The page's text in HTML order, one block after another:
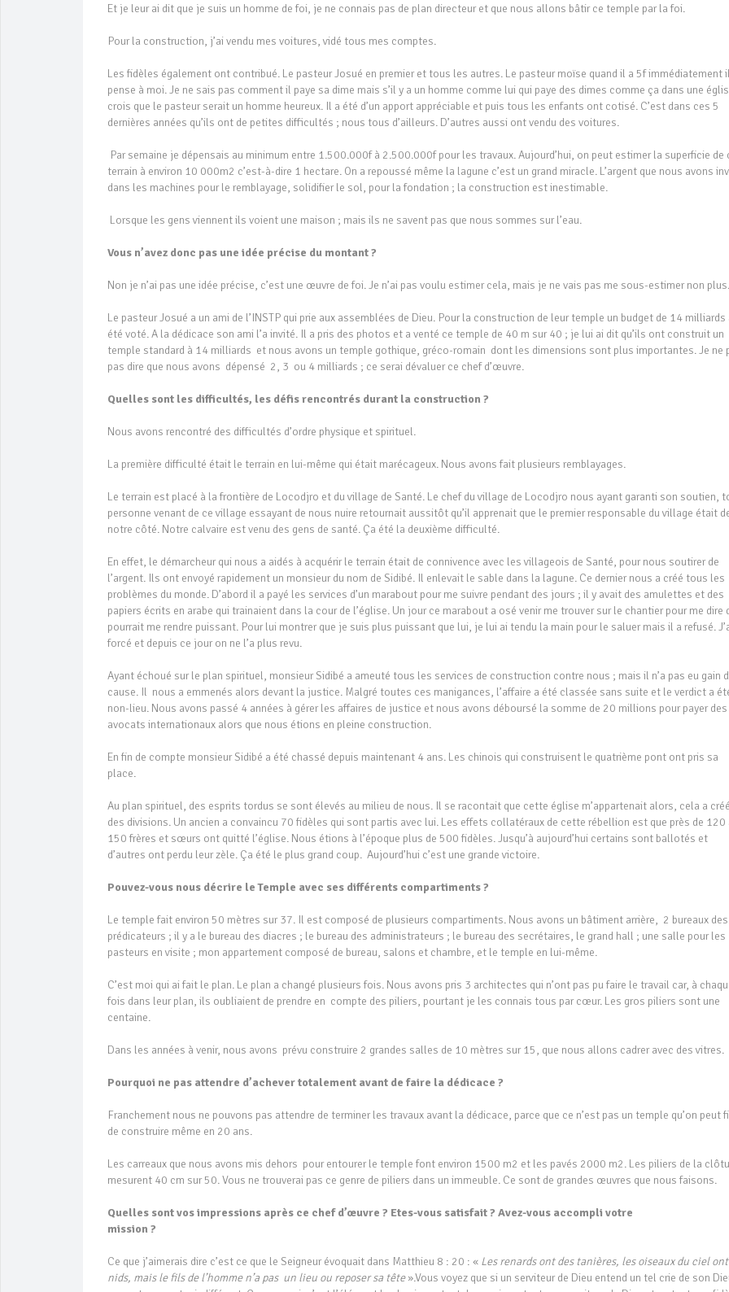
Et je leur ai dit que je suis un homme de foi, je ne connais pas de plan directeur et que nous allons bâtir ce temple par la foi.
Pour la construction, j’ai vendu mes voitures, vidé tous mes comptes.
Les fidèles également ont contribué. Le pasteur Josué en premier et tous les autres. Le pasteur moïse quand il a 5f immédiatement il
pense à moi. Je ne sais pas comment il paye sa dime mais s’il y a un homme comme lui qui paye des dimes comme ça dans une
crois que le pasteur serait un homme heureux. Il a été d’un apport appréciable et puis tous les enfants ont cotisé. C’est dans ces 5
dernières années qu’ils ont de petites difficultés ; nous tous d’ailleurs. D’autres aussi ont vendu des voitures.
Par semaine je dépensais au minimum entre 1.500.000f à 2.500.000f pour les travaux. Aujourd’hui, on peut estimer la superficie de
terrain à environ 10 000m2 c’est-à-dire 1 hectare. On a repoussé même la lagune c’est un grand miracle. L’argent que nous avons
dans les machines pour le remblayage, solidifier le sol, pour la fondation ; la construction est inestimable.
Lorsque les gens viennent ils voient une maison ; mais ils ne savent pas que nous sommes sur l’eau.
Vous n’avez donc pas une idée précise du montant ?
Non je n’ai pas une idée précise, c’est une œuvre de foi. Je n’ai pas voulu estimer cela, mais je ne vais pas me sous-estimer non plus.
Le pasteur Josué a un ami de l’INSTP qui prie aux assemblées de Dieu. Pour la construction de leur temple un budget de 14 milliards
été voté. A la dédicace son ami l’a invité. Il a pris des photos et a venté ce temple de 40 m sur 40 ; je lui ai dit qu’ils ont construit un
temple standard à 14 milliards et nous avons un temple gothique, gréco-romain dont les dimensions sont plus importantes. Je ne
pas dire que nous avons dépensé 2, 3 ou 4 milliards ; ce serai dévaluer ce chef d’œuvre.
Quelles sont les difficultés, les défis rencontrés durant la construction ?
Nous avons rencontré des difficultés d’ordre physique et spirituel.
La première difficulté était le terrain en lui-même qui était marécageux. Nous avons fait plusieurs remblayages.
Le terrain est placé à la frontière de Locodjro et du village de Santé. Le chef du village de Locodjro nous ayant garanti son soutien,
personne venant de ce village essayant de nous nuire retournait aussitôt qu’il apprenait que le premier responsable du village était
notre côté. Notre calvaire est venu des gens de santé. Ça été la deuxième difficulté.
En effet, le démarcheur qui nous a aidés à acquérir le terrain était de connivence avec les villageois de Santé, pour nous soutirer de
l’argent. Ils ont envoyé rapidement un monsieur du nom de Sidibé. Il enlevait le sable dans la lagune. Ce dernier nous a créé tous les
problèmes du monde. D’abord il a payé les services d’un marabout pour me suivre pendant des jours ; il y avait des amulettes et des
papiers écrits en arabe qui trainaient dans la cour de l’église. Un jour ce marabout a osé venir me trouver sur le chantier pour me dire
pourrait me rendre puissant. Pour lui montrer que je suis plus puissant que lui, je lui ai tendu la main pour le saluer mais il a refusé.
forcé et depuis ce jour on ne l’a plus revu.
Ayant échoué sur le plan spirituel, monsieur Sidibé a ameuté tous les services de construction contre nous ; mais il n’a pas eu gain
cause. Il nous a emmenés alors devant la justice. Malgré toutes ces manigances, l’affaire a été classée sans suite et le verdict a
non-lieu. Nous avons passé 4 années à gérer les affaires de justice et nous avons déboursé la somme de 20 millions pour payer des
avocats internationaux alors que nous étions en pleine construction.
En fin de compte monsieur Sidibé a été chassé depuis maintenant 4 ans. Les chinois qui construisent le quatrième pont ont pris sa
place.
Au plan spirituel, des esprits tordus se sont élevés au milieu de nous. Il se racontait que cette église m’appartenait alors, cela a créé
des divisions. Un ancien a convaincu 70 fidèles qui sont partis avec lui. Les effets collatéraux de cette rébellion est que près de 120
150 frères et sœurs ont quitté l’église. Nous étions à l’époque plus de 500 fidèles. Jusqu’à aujourd’hui certains sont ballotés et
d’autres ont perdu leur zèle. Ça été le plus grand coup. Aujourd’hui c’est une grande victoire.
Pouvez-vous nous décrire le Temple avec ses différents compartiments ?
Le temple fait environ 50 mètres sur 37. Il est composé de plusieurs compartiments. Nous avons un bâtiment arrière, 2 bureaux des
prédicateurs ; il y a le bureau des diacres ; le bureau des administrateurs ; le bureau des secrétaires, le grand hall ; une salle pour les
pasteurs en visite ; mon appartement composé de bureau, salons et chambre, et le temple en lui-même.
C’est moi qui ai fait le plan. Le plan a changé plusieurs fois. Nous avons pris 3 architectes qui n’ont pas pu faire le travail car, à
fois dans leur plan, ils oubliaient de prendre en compte des piliers, pourtant je les connais tous par cœur. Les gros piliers sont une
centaine.
Dans les années à venir, nous avons prévu construire 2 grandes salles de 10 mètres sur 15, que nous allons cadrer avec des vitres.
Pourquoi ne pas attendre d’achever totalement avant de faire la dédicace ?
Franchement nous ne pouvons pas attendre de terminer les travaux avant la dédicace, parce que ce n’est pas un temple qu’on peut
de construire même en 20 ans.
Les carreaux que nous avons mis dehors pour entourer le temple font environ 1500 m2 et les pavés 2000 m2. Les piliers de la
mesurent 40 cm sur 50. Vous ne trouverai pas ce genre de piliers dans un immeuble. Ce sont de grandes œuvres que nous faisons.
Quelles sont vos impressions après ce chef d’œuvre ? Etes-vous satisfait ? Avez-vous accompli votre
mission ?
Ce que j’aimerais dire c’est ce que le Seigneur évoquait dans Matthieu 8 : 20 : « Les renards ont des tanières, les oiseaux du ciel
nids, mais le fils de l’homme n’a pas un lieu ou reposer sa tête».Vous voyez que si un serviteur de Dieu entend un tel crie de son